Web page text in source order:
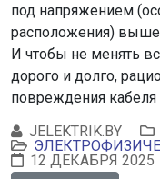
под напряжением
расположения)
И чтобы не менять
дорого и долго,
повреждения кабеля
JELEKTRIK.BY
12 ДЕКАБРЯ 2025